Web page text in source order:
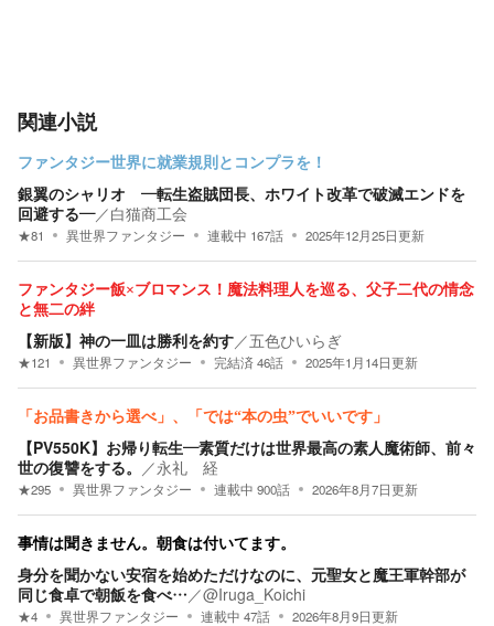
関連小説
ファンタジー世界に就業規則とコンプラを！
銀翼のシャリオ ―転生盗賊団長、ホワイト改革で破滅エンドを
回避する―／白猫商工会
★81 異世界ファンタジー 連載中 167話 2025年12月25日更新
ファンタジー飯×ブロマンス！魔法料理人を巡る、父子二代の情念
と無二の絆
【新版】神の一皿は勝利を約す／五色ひいらぎ
★121 異世界ファンタジー 完結済46話 2025年1月14日更新
「お品書きから選べ」、「では“本の虫”でいいです」
【PV550K】お帰り転生―素質だけは世界最高の素人魔術師、前々
世の復讐をする。 ／永礼 経
★295 異世界ファンタジー 連載中 900話 2026年8月7日更新
事情は聞きません。朝食は付いてます。
身分を聞かない安宿を始めただけなのに、元聖女と魔王軍幹部が
同じ食卓で朝飯を食べ… ／@Iruga_Koichi
★4 異世界ファンタジー 連載中 47話 2026年8月9日更新